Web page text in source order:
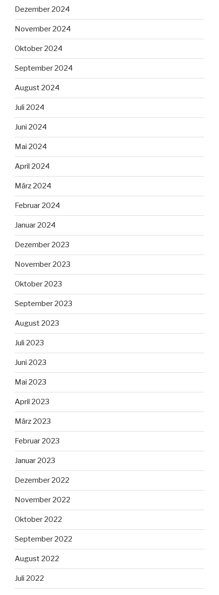
Dezember 2024
November 2024
Oktober 2024
September 2024
August 2024
Juli 2024
Juni 2024
Mai 2024
April 2024
März 2024
Februar 2024
Januar 2024
Dezember 2023
November 2023
Oktober 2023
September 2023
August 2023
Juli 2023
Juni 2023
Mai 2023
April 2023
März 2023
Februar 2023
Januar 2023
Dezember 2022
November 2022
Oktober 2022
September 2022
August 2022
Juli 2022